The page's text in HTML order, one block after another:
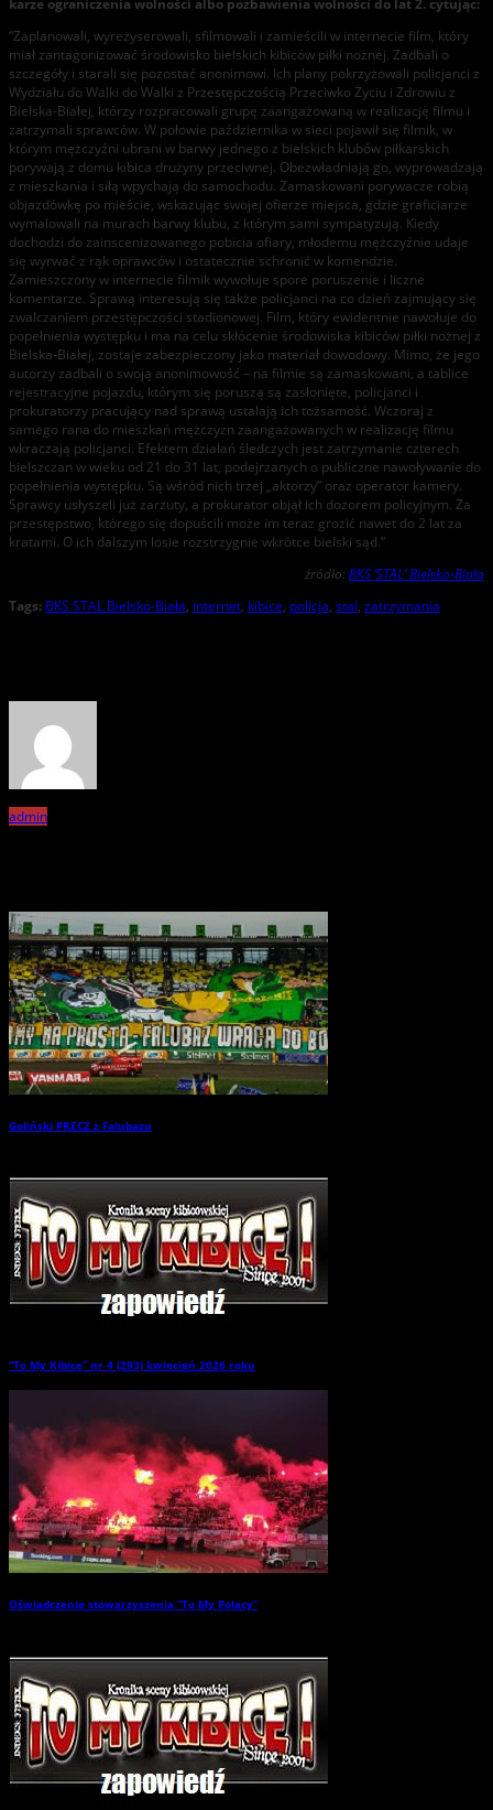
karze ograniczenia wolności albo pozbawienia wolności do lat 2. cytując:
“Zaplanowali, wyreżyserowali, sfilmowali i zamieścili w internecie film, który
miał zantagonizować środowisko bielskich kibiców piłki nożnej. Zadbali o
szczegóły i starali się pozostać anonimowi. Ich plany pokrzyżowali policjanci z
Wydziału do Walki do Walki z Przestępczością Przeciwko Życiu i Zdrowiu z
Bielska-Białej, którzy rozpracowali grupę zaangażowaną w realizację filmu i
zatrzymali sprawców. W połowie października w sieci pojawił się filmik, w
którym mężczyźni ubrani w barwy jednego z bielskich klubów piłkarskich
porywają z domu kibica drużyny przeciwnej. Obezwładniają go, wyprowadzają
z mieszkania i siłą wpychają do samochodu. Zamaskowani porywacze robią
objazdówkę po mieście, wskazując swojej ofierze miejsca, gdzie graficiarze
wymalowali na murach barwy klubu, z którym sami sympatyzują. Kiedy
dochodzi do zainscenizowanego pobicia ofiary, młodemu mężczyźnie udaje
się wyrwać z rąk oprawców i ostatecznie schronić w komendzie.
Zamieszczony w internecie filmik wywołuje spore poruszenie i liczne
komentarze. Sprawą interesują się także policjanci na co dzień zajmujący się
zwalczaniem przestępczości stadionowej. Film, który ewidentnie nawołuje do
popełnienia występku i ma na celu skłócenie środowiska kibiców piłki nożnej z
Bielska-Białej, zostaje zabezpieczony jako materiał dowodowy. Mimo, że jego
autorzy zadbali o swoją anonimowość – na filmie są zamaskowani, a tablice
rejestracyjne pojazdu, którym się poruszą są zasłonięte, policjanci i
prokuratorzy pracujący nad sprawą ustalają ich tożsamość. Wczoraj z
samego rana do mieszkań mężczyzn zaangażowanych w realizację filmu
wkraczają policjanci. Efektem działań śledczych jest zatrzymanie czterech
bielszczan w wieku od 21 do 31 lat, podejrzanych o publiczne nawoływanie do
popełnienia występku. Są wśród nich trzej „aktorzy” oraz operator kamery.
Sprawcy usłyszeli już zarzuty, a prokurator objął ich dozorem policyjnym. Za
przestępstwo, którego się dopuścili może im teraz grozić nawet do 2 lat za
kratami. O ich dalszym losie rozstrzygnie wkrótce bielski sąd.”
źródło:BKS ‘STAL’ Bielsko-Biała
Tags: BKS STAL Bielsko-Biała, internet, kibice, policja, stal, zatrzymania
admin
Goliński PRECZ z Falubazu
“To My Kibice” nr 4 (293) kwiecień 2026 roku
Oświadczenie stowarzyszenia “To My Polacy”→